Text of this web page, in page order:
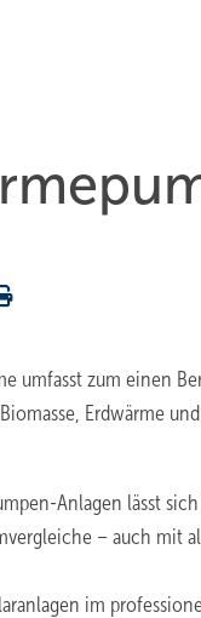
umfasst zum einen
Erdwärme
Anlagen lässt
– auch mit
im